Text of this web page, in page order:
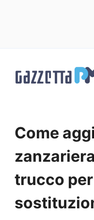
Come
trucco